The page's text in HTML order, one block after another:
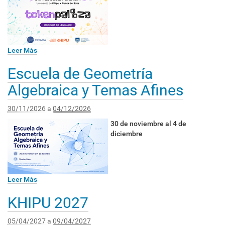
Leer Más
Escuela de Geometría
Algebraica y Temas Afines
30/11/2026 a 04/12/2026
30 de noviembre al 4 de
diciembre
Leer Más
KHIPU 2027
05/04/2027 a 09/04/2027